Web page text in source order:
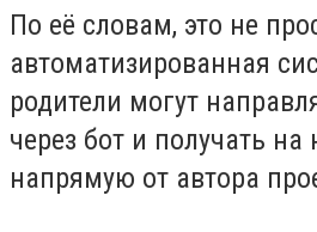
По её словам, это не
автоматизированная
родители могут
через бот и получать на
напрямую от автора